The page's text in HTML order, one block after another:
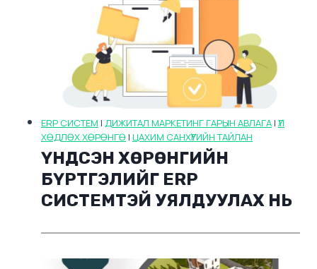
ERP СИСТЕМ | ДИЖИТАЛ МАРКЕТИНГ ГАРЫН АВЛАГА | ҮЛ
ХӨДЛӨХ ХӨРӨНГӨ | ЦАХИМ САНХҮҮГИЙН ТАЙЛАН
ҮНДСЭН ХӨРӨНГИЙН
БҮРТГЭЛИЙГ ERP
СИСТЕМТЭЙ УЯЛДУУЛАХ НЬ